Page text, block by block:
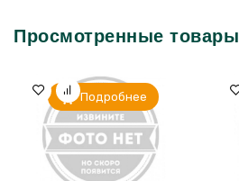
Просмотренные товары
Подробнее